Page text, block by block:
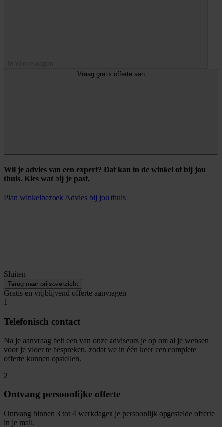
Vraag gratis offerte aan
Wil je advies van een expert? Dat kan in de winkel of bij jou
thuis. Kies wat bij je past.
Plan winkelbezoek Advies bij jou thuis
Sluiten
Terug naar prijsoverzicht
Gratis en vrijblijvend offerte aanvragen
1
Telefonisch contact
Na je aanvraag belt een van onze adviseurs je op om al je wensen
voor je vloer te bespreken, zodat we in één keer een complete
offerte kunnen opstellen.
2
Ontvang persoonlijke offerte
Ontvang binnen 3 tot 4 werkdagen je persoonlijk opgestelde offerte
in je mail.